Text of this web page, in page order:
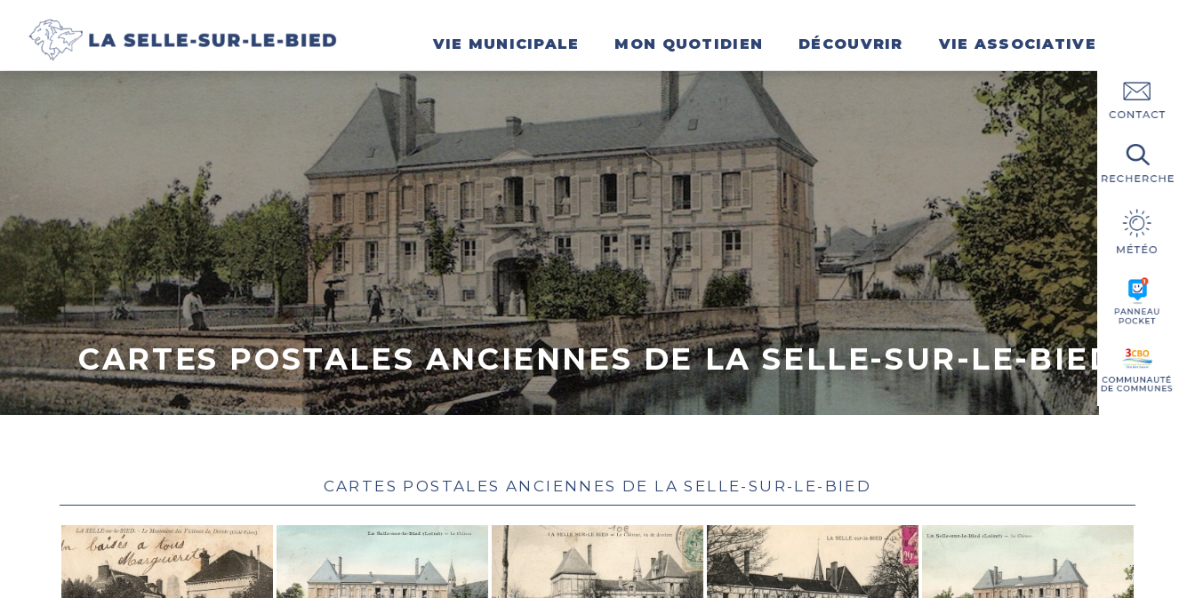
VIE MUNICIPALE MON QUOTIDIEN DÉCOUVRIR VIE ASSOCIATIVE
CARTES POSTALES ANCIENNES DE LA SELLE-SUR-LE-BIED
Cartes postales anciennes de la Selle-sur-le-Bied